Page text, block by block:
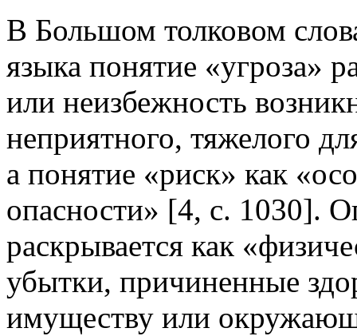
В Большом толковом
языка понятие «угроза»
или неизбежность
неприятного, тяжелого
а понятие «риск» как
опасности» [4, c. 1030].
раскрывается как
убытки, причиненные
имуществу или